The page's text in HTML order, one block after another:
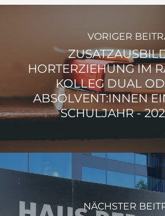
VORIGER
HORTERZIEHUNG IM
KOLLEG DUAL
ABSOLVENT:INNEN
SCHULJAHR -
NÄCHSTER